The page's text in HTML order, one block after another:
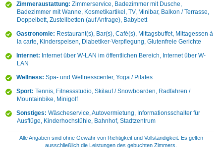
Zimmeraustattung: Zimmerservice, Badezimmer mit Dusche,
Badezimmer mit Wanne, Kosmetikartikel, TV, Minibar, Balkon / Terrasse,
Doppelbett, Zustellbetten (auf Anfrage), Babybett
Gastronomie: Restaurant(s), Bar(s), Café(s), Mittagsbuffet, Mittagessen à
la carte, Kinderspeisen, Diabetiker-Verpflegung, Glutenfreie Gerichte
Internet: Internet über W-LAN im öffentlichen Bereich, Internet über W-
LAN
Wellness: Spa- und Wellnesscenter, Yoga / Pilates
Sport: Tennis, Fitnessstudio, Skilauf / Snowboarden, Radfahren /
Mountainbike, Minigolf
Sonstiges: Wäscheservice, Autovermietung, Informationsschalter für
Ausflüge, Kinderhochstühle, Bahnhof, Stadtzentrum
Alle Angaben sind ohne Gewähr von Richtigkeit und Vollständigkeit. Es gelten
ausschließlich die Leistungen des gebuchten Zimmers.